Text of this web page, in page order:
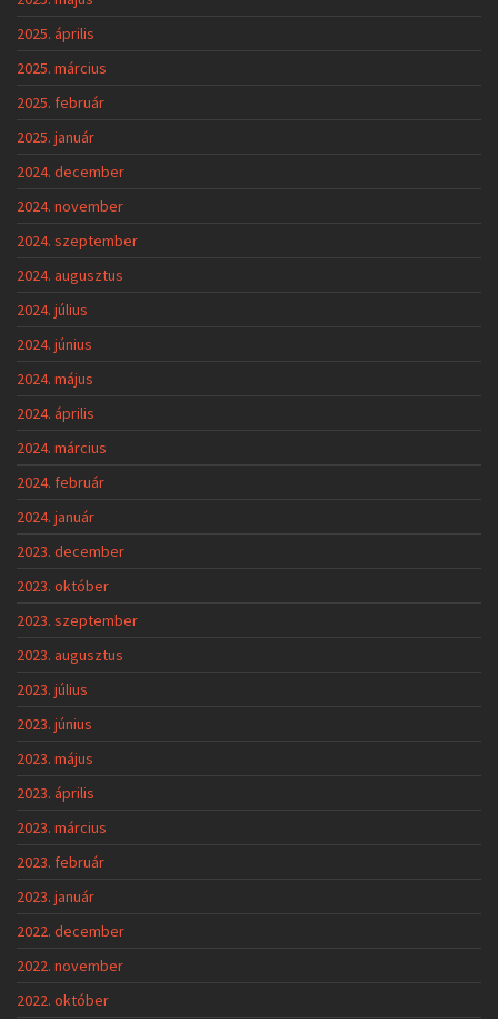
2025. április
2025. március
2025. február
2025. január
2024. december
2024. november
2024. szeptember
2024. augusztus
2024. július
2024. június
2024. május
2024. április
2024. március
2024. február
2024. január
2023. december
2023. október
2023. szeptember
2023. augusztus
2023. július
2023. június
2023. május
2023. április
2023. március
2023. február
2023. január
2022. december
2022. november
2022. október